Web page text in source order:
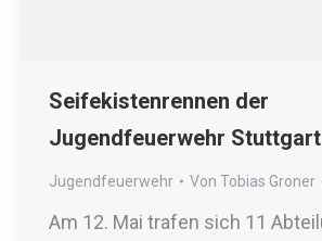
Seifekistenrennen der
Jugendfeuerwehr Stuttgart
Jugendfeuerwehr Von Tobias Groner
Am 12. Mai trafen sich 11